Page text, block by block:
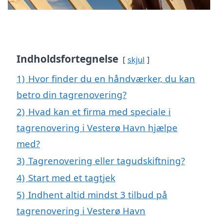
Indholdsfortegnelse skjul
1) Hvor finder du en håndværker, du kan
betro din tagrenovering?
2) Hvad kan et firma med speciale i
tagrenovering i Vesterø Havn hjælpe
med?
3) Tagrenovering eller tagudskiftning?
4) Start med et tagtjek
5) Indhent altid mindst 3 tilbud på
tagrenovering i Vesterø Havn